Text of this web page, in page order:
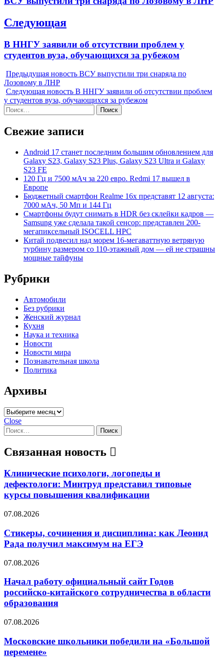
записям
Следующая
Next
В ННГУ заявили об отсутствии проблем у
студентов вуза, обучающихся за рубежом
Предыдущая новость ВСУ выпустили три снаряда по
Лозовому в ЛНР
Следующая новость В ННГУ заявили об отсутствии проблем
у студентов вуза, обучающихся за рубежом
Найти:
Свежие записи
Android 17 станет последним большим обновлением для
Galaxy S23, Galaxy S23 Plus, Galaxy S23 Ultra и Galaxy
S23 FE
120 Гц и 7500 мАч за 220 евро. Redmi 17 вышел в
Европе
Бюджетный смартфон Realme 16x представят 12 августа:
7000 мАч, 50 Мп и 144 Гц
Смартфоны будут снимать в HDR без склейки кадров —
Samsung уже сделала такой сенсор: представлен 200-
мегапиксельный ISOCELL HPC
Китай подвесил над морем 16-мегаваттную ветряную
турбину размером со 110-этажный дом — ей не страшны
мощные тайфуны
Рубрики
Автомобили
Без рубрики
Женский журнал
Кухня
Наука и техника
Новости
Новости мира
Познавательная школа
Политика
Архивы
Архивы
Close
Найти:
Связанная новость
Клинические психологи, логопеды и
дефектологи: Минтруд представил типовые
курсы повышения квалификации
07.08.2026
Стикеры, сочинения и дисциплина: как Леонид
Рада получил максимум на ЕГЭ
07.08.2026
Начал работу официальный сайт Годов
российско-китайского сотрудничества в области
образования
07.08.2026
Московские школьники победили на «Большой
перемене»